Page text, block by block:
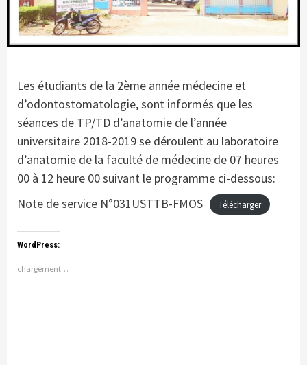
Les étudiants de la 2ème année médecine et
d’odontostomatologie, sont informés que les
séances de TP/TD d’anatomie de l’année
universitaire 2018-2019 se déroulent au laboratoire
d’anatomie de la faculté de médecine de 07 heures
00 à 12 heure 00 suivant le programme ci-dessous:
Note de service N°031USTTB-FMOS
Télécharger
WordPress:
chargement…